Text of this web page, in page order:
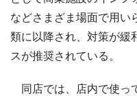
などさまざま場面で用い
類に以降され、対策が緩
スが推奨されている。
同店では、店内で使っ